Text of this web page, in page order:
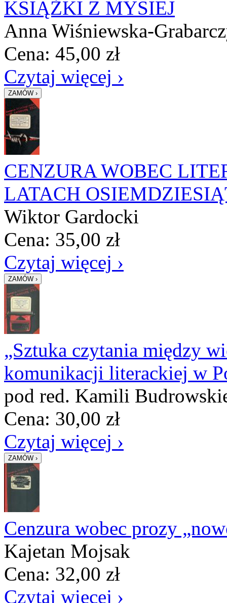
KSIĄŻKI Z MYSIEJ
Anna Wiśniewska-
Cena: 45,00 zł
Czytaj więcej ›
CENZURA WOBEC
LATACH
Wiktor Gardocki
Cena: 35,00 zł
Czytaj więcej ›
„Sztuka czytania między
komunikacji literackiej w
pod red. Kamili
Cena: 30,00 zł
Czytaj więcej ›
Cenzura wobec prozy
Kajetan Mojsak
Cena: 32,00 zł
Czytaj więcej ›